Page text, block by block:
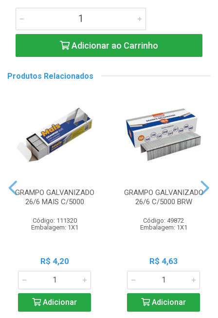
Adicionar ao Carrinho
Produtos Relacionados
GRAMPO GALVANIZADO
26/6 MAIS C/5000
Código: 111320
Embalagem: 1X1
R$ 4,20
Adicionar
GRAMPO GALVANIZADO
26/6 C/5000 BRW
Código: 49872
Embalagem: 1X1
R$ 4,63
Adicionar